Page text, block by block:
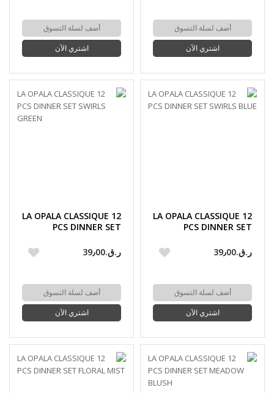
أضف لسلة التسوق
اشتري الآن
أضف لسلة التسوق
اشتري الآن
LA OPALA CLASSIQUE 12
PCS DINNER SET
ر.ق.‏39٫00
أضف لسلة التسوق
اشتري الآن
LA OPALA CLASSIQUE 12
PCS DINNER SET
ر.ق.‏39٫00
أضف لسلة التسوق
اشتري الآن